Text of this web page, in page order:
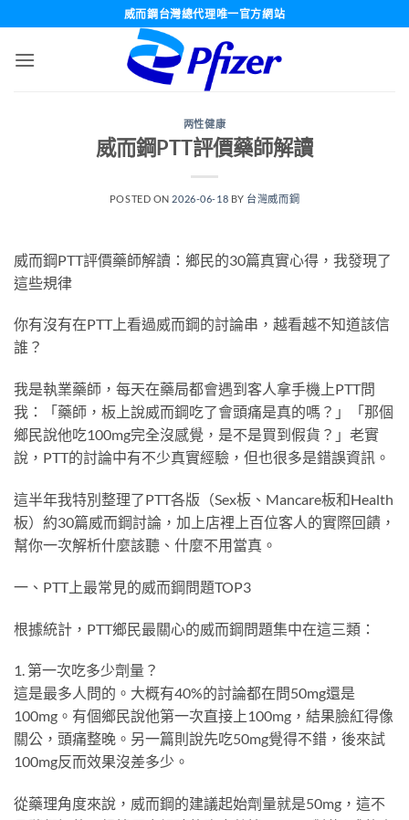
威而鋼台灣總代理唯一官方網站
两性健康
威而鋼PTT評價藥師解讀
POSTED ON 2026-06-18 BY 台灣威而鋼
威而鋼PTT評價藥師解讀：鄉民的30篇真實心得，我發現了
這些規律
你有沒有在PTT上看過威而鋼的討論串，越看越不知道該信
誰？
我是執業藥師，每天在藥局都會遇到客人拿手機上PTT問
我：「藥師，板上說威而鋼吃了會頭痛是真的嗎？」「那個
鄉民說他吃100mg完全沒感覺，是不是買到假貨？」老實
說，PTT的討論中有不少真實經驗，但也很多是錯誤資訊。
這半年我特別整理了PTT各版（Sex板、Mancare板和Health
板）約30篇威而鋼討論，加上店裡上百位客人的實際回饋，
幫你一次解析什麼該聽、什麼不用當真。
一、PTT上最常見的威而鋼問題TOP3
根據統計，PTT鄉民最關心的威而鋼問題集中在這三類：
1. 第一次吃多少劑量？
這是最多人問的。大概有40%的討論都在問50mg還是
100mg。有個鄉民說他第一次直接上100mg，結果臉紅得像
關公，頭痛整晚。另一篇則說先吃50mg覺得不錯，後來試
100mg反而效果沒差多少。
從藥理角度來說，威而鋼的建議起始劑量就是50mg，這不